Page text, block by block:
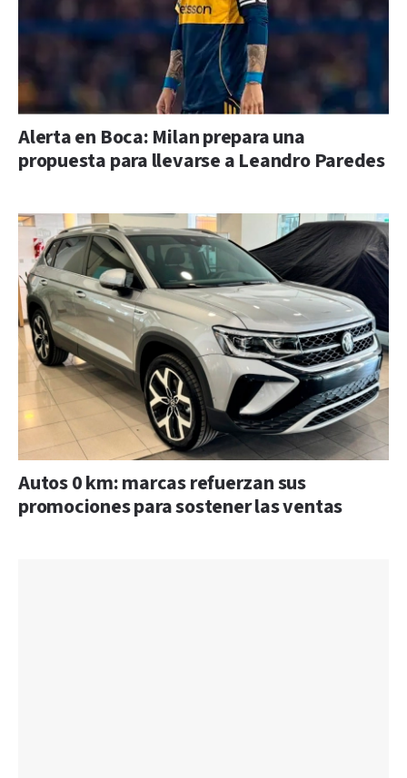
Alerta en Boca: Milan prepara una
propuesta para llevarse a Leandro Paredes
Autos 0 km: marcas refuerzan sus
promociones para sostener las ventas